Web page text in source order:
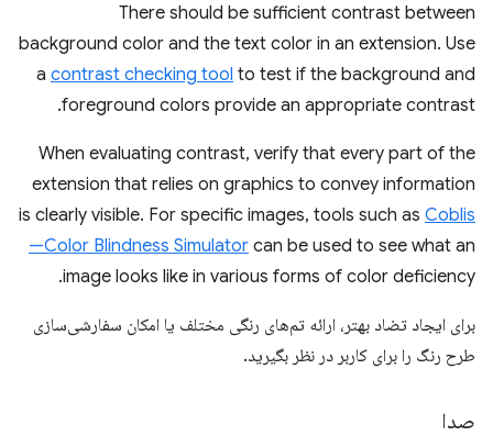
There should be sufficient contrast between
background color and the text color in an extension. Use
a contrast checking tool to test if the background and
foreground colors provide an appropriate contrast.
When evaluating contrast, verify that every part of the
extension that relies on graphics to convey information
is clearly visible. For specific images, tools such as Coblis
—Color Blindness Simulator can be used to see what an
image looks like in various forms of color deficiency.
برای ایجاد تضاد بهتر، ارائه تم‌های رنگی مختلف یا امکان سفارشی‌سازی
طرح رنگ را برای کاربر در نظر بگیرید.
صدا